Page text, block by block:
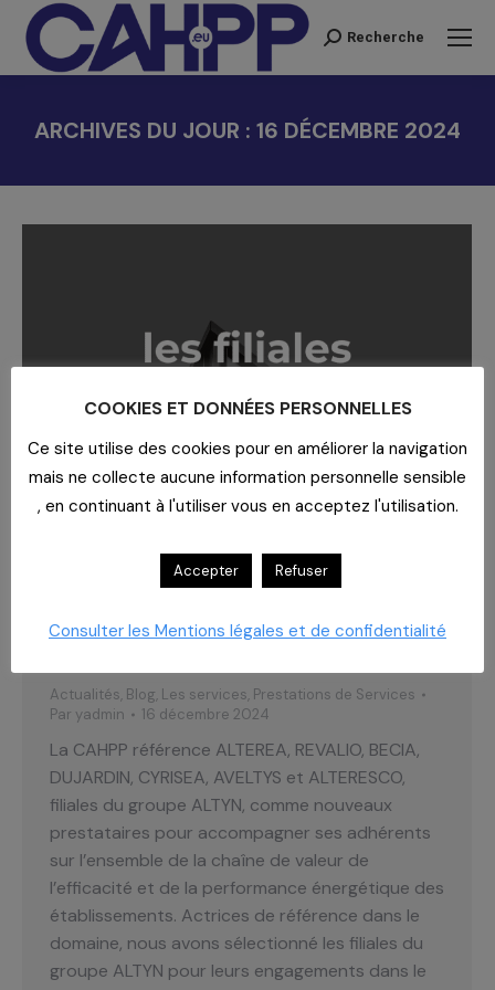
Recherche
Recherche
ARCHIVES DU JOUR : 16 DÉCEMBRE 2024
Actualités, Blog, Les services, Prestations de Services
Par yadmin 16 décembre 2024
La CAHPP référence ALTEREA, REVALIO, BECIA,
DUJARDIN, CYRISEA, AVELTYS et ALTERESCO,
filiales du groupe ALTYN, comme nouveaux
prestataires pour accompagner ses adhérents
sur l’ensemble de la chaîne de valeur de
l’efficacité et de la performance énergétique des
établissements. Actrices de référence dans le
domaine, nous avons sélectionné les filiales du
groupe ALTYN pour leurs engagements dans le
COOKIES ET DONNÉES PERSONNELLES
Ce site utilise des cookies pour en améliorer la navigation
mais ne collecte aucune information personnelle sensible
, en continuant à l'utiliser vous en acceptez l'utilisation.
Accepter Refuser
Consulter les Mentions légales et de confidentialité